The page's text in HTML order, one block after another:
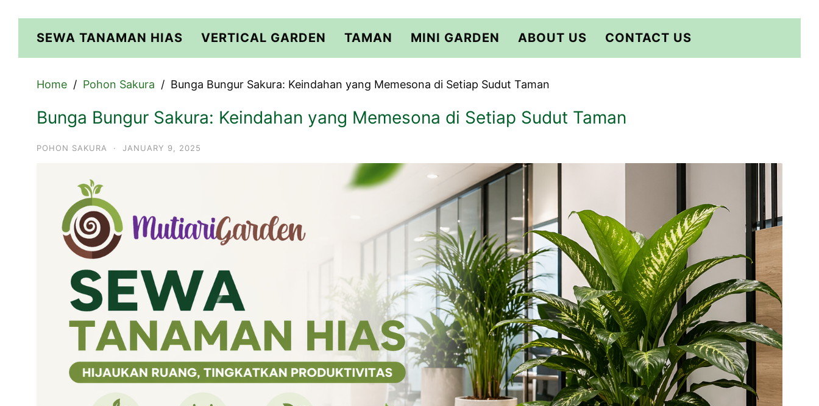
SEWA TANAMAN HIAS VERTICAL GARDEN TAMAN MINI GARDEN ABOUT US CONTACT US
Home Pohon Sakura Bunga Bungur Sakura: Keindahan yang Memesona di Setiap Sudut Taman
Bunga Bungur Sakura: Keindahan yang Memesona di Setiap Sudut Taman
POHON SAKURA · JANUARY 9, 2025